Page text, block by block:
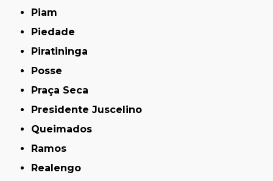
Piam
Piedade
Piratininga
Posse
Praça Seca
Presidente Juscelino
Queimados
Ramos
Realengo